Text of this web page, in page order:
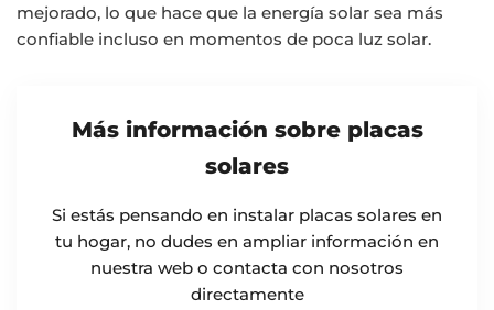
mejorado, lo que hace que la energía solar sea más
confiable incluso en momentos de poca luz solar.
Más información sobre placas
solares
Si estás pensando en instalar placas solares en
tu hogar, no dudes en ampliar información en
nuestra web o contacta con nosotros
directamente